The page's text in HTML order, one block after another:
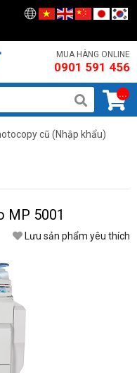
MUA HÀNG ONLINE
0901 591 456
...
cũ (Nhập khẩu)
MP 5001
Lưu sản phẩm yêu thích